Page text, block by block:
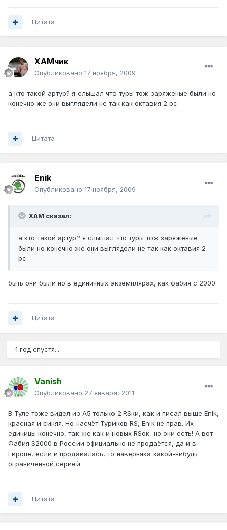
Цитата
ХАМчик
Опубликовано 17 ноября, 2009
а кто такой артур? я слышал что туры тож заряженые были но
конечно же они выглядели не так как октавия 2 рс
Цитата
Enik
Опубликовано 17 ноября, 2009
XAM сказал:
а кто такой артур? я слышал что туры тож заряженые
были но конечно же они выглядели не так как октавия 2
рс
быть они были но в единичных экземплярах, как фабия с 2000
Цитата
1 год спустя...
Vanish
Опубликовано 27 января, 2011
В Туле тоже видел из А5 только 2 RSки, как и писал выше Enik,
красная и синяя. Но насчёт Туриков RS, Enik не прав. Их
единицы конечно, так же как и новых RSок, но они есть! A вот
Фабия S2000 в России официально не продаётся, да и в
Европе, если и продавалась, то наверняка какой-нибудь
ограниченной серией.
Цитата